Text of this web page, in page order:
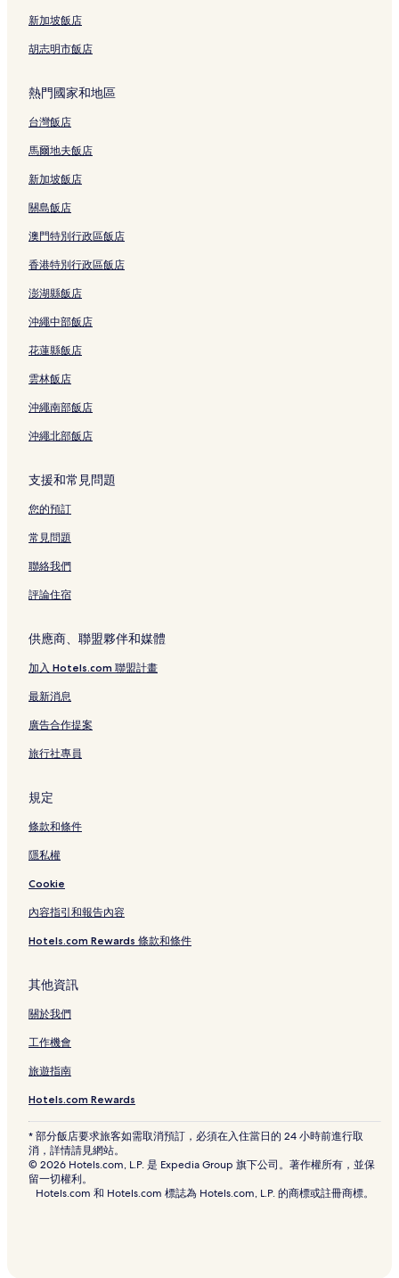
新加坡飯店
胡志明市飯店
熱門國家和地區
台灣飯店
馬爾地夫飯店
新加坡飯店
關島飯店
澳門特別行政區飯店
香港特別行政區飯店
澎湖縣飯店
沖繩中部飯店
花蓮縣飯店
雲林飯店
沖繩南部飯店
沖繩北部飯店
支援和常見問題
您的預訂
常見問題
聯絡我們
評論住宿
供應商、聯盟夥伴和媒體
加入 Hotels.com 聯盟計畫
最新消息
廣告合作提案
旅行社專員
規定
條款和條件
隱私權
Cookie
內容指引和報告內容
Hotels.com Rewards 條款和條件
其他資訊
關於我們
工作機會
旅遊指南
Hotels.com Rewards
* 部分飯店要求旅客如需取消預訂，必須在入住當日的 24 小時前進行取
消，詳情請見網站。
© 2026 Hotels.com, L.P. 是 Expedia Group 旗下公司。著作權所有，並保
留一切權利。
Hotels.com 和 Hotels.com 標誌為 Hotels.com, L.P. 的商標或註冊商標。